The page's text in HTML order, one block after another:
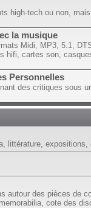
high-tech ou non,
la musique
Midi, MP3, 5.1,
hifi, cartes son,
Personnelles
des critiques sous
littérature, expositions,
autour des pièces de
cote des